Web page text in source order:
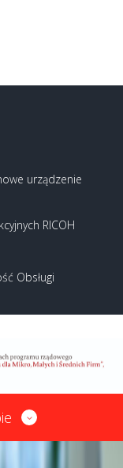
urządzenie
RICOH
Obsługi